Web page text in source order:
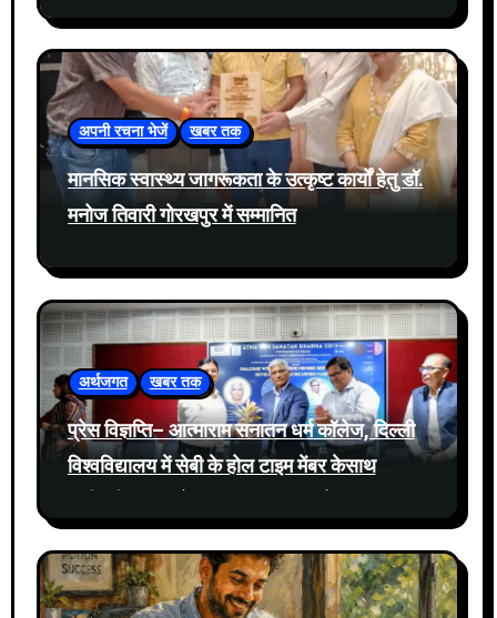
अपनी रचना भेजें खबर तक
मानसिक स्वास्थ्य जागरूकता के उत्कृष्ट कार्यों हेतु डॉ.
मनोज तिवारी गोरखपुर में सम्मानित
अर्थजगत खबर तक
प्रेस विज्ञप्ति– आत्माराम सनातन धर्म कॉलेज, दिल्ली
विश्वविद्यालय में सेबी के होल टाइम मेंबर केसाथ
आयोजित